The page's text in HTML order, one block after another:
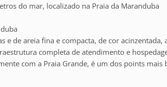
do mar, localizado na Praia da Maranduba
e de areia fina e compacta, de cor acinzentada,
completa de atendimento e
com a Praia Grande, é um dos points mais